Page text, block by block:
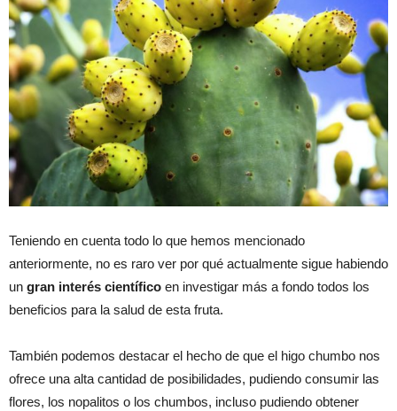
Teniendo en cuenta todo lo que hemos mencionado
anteriormente, no es raro ver por qué actualmente sigue habiendo
un gran interés científico en investigar más a fondo todos los
beneficios para la salud de esta fruta.
También podemos destacar el hecho de que el higo chumbo nos
ofrece una alta cantidad de posibilidades, pudiendo consumir las
flores, los nopalitos o los chumbos, incluso pudiendo obtener